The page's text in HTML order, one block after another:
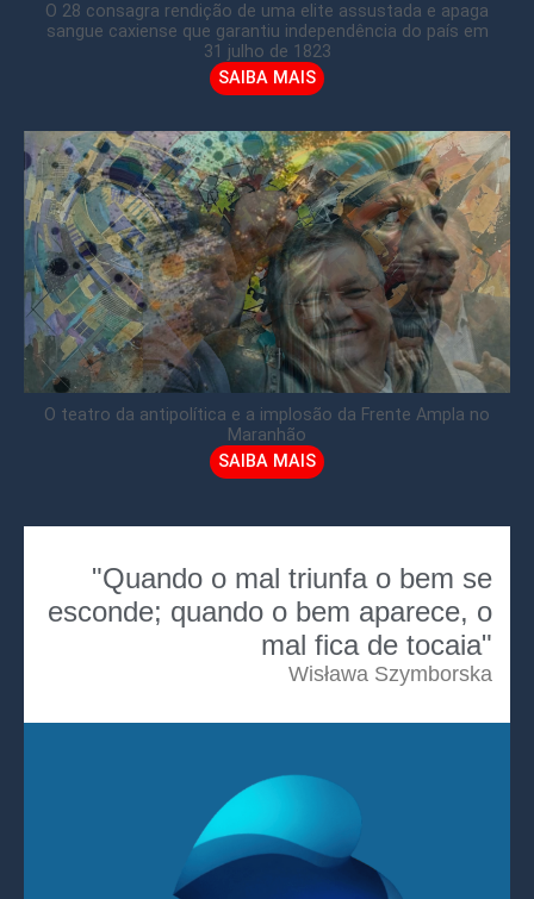
O 28 consagra rendição de uma elite assustada e apaga
sangue caxiense que garantiu independência do país em
31 julho de 1823
SAIBA MAIS
O teatro da antipolítica e a implosão da Frente Ampla no
Maranhão
SAIBA MAIS
"Quando o mal triunfa o bem se
esconde; quando o bem aparece, o
mal fica de tocaia"
Wisława Szymborska